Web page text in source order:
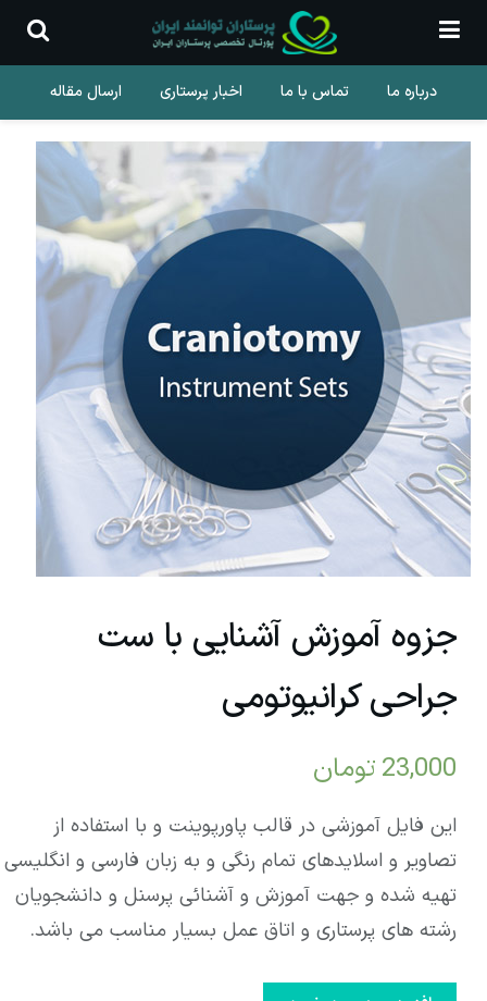
درباره ما تماس با ما اخبار پرستاری ارسال مقاله
جزوه آموزش آشنایی با ست
جراحی کرانیوتومی
23,000تومان
این فایل آموزشی در قالب پاورپوینت و با استفاده از
تصاویر و اسلایدهای تمام رنگی و به زبان فارسی و انگلیسی
تهیه شده و جهت آموزش و آشنائی پرسنل و دانشجویان
رشته های پرستاری و اتاق عمل بسیار مناسب می باشد.